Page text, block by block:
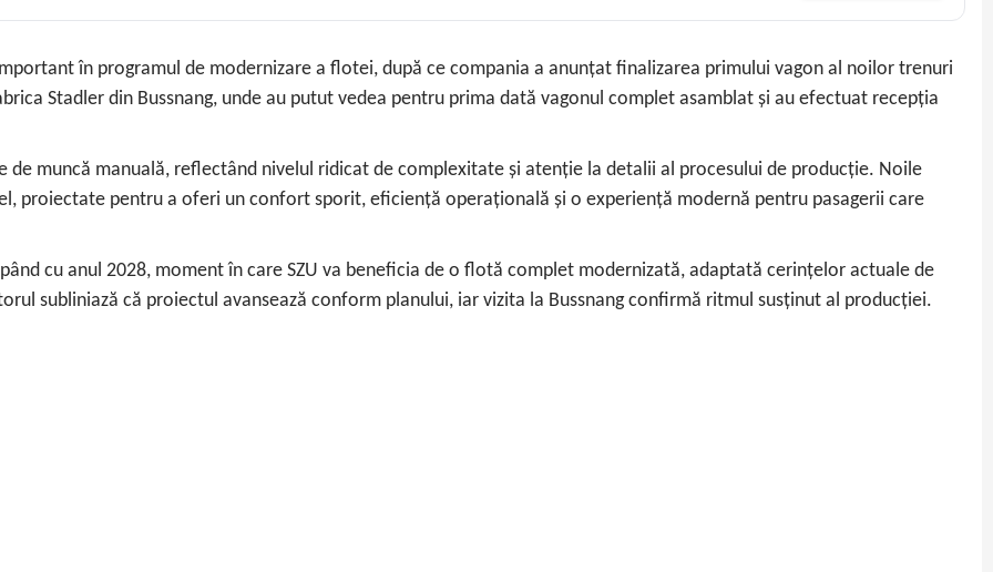
în programul de modernizare a flotei, după ce compania a anunțat finalizarea primului vagon al noilor trenuri
Stadler din Bussnang, unde au putut vedea pentru prima dată vagonul complet asamblat și au efectuat recepția
de muncă manuală, reflectând nivelul ridicat de complexitate și atenție la detalii al procesului de producție. Noile
proiectate pentru a oferi un confort sporit, eficiență operațională și o experiență modernă pentru pasagerii care
cu anul 2028, moment în care SZU va beneficia de o flotă complet modernizată, adaptată cerințelor actuale de
subliniază că proiectul avansează conform planului, iar vizita la Bussnang confirmă ritmul susținut al producției.